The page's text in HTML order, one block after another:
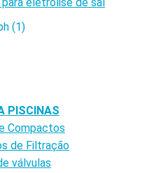
eletrólise de sal
PISCINAS
Compactos
de Filtração
válvulas